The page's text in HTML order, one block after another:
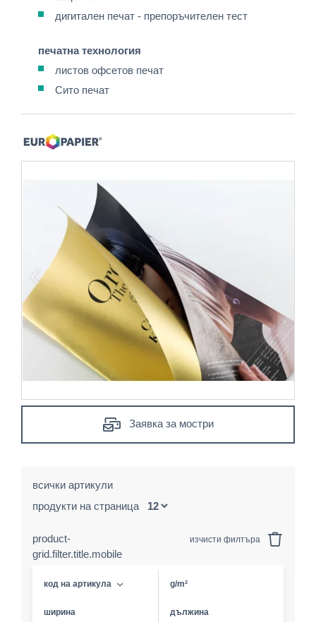
дигитален печат - препоръчителен тест
печатна технология
листов офсетов печат
Сито печат
Заявка за мостри
всички артикули
продукти на страница
product-
grid.filter.title.mobile
изчисти филтъра
код на артикула g/m²
ширина дължина